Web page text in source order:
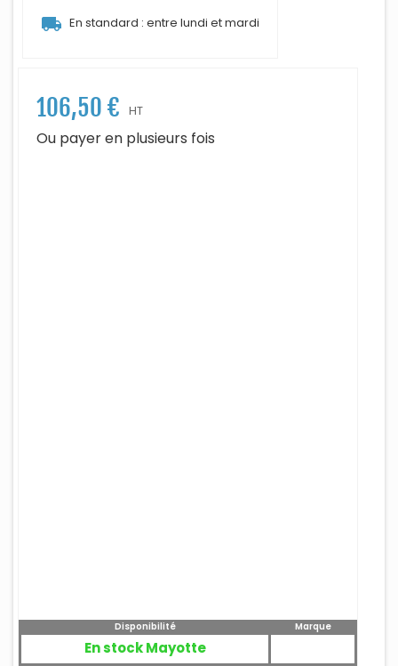
local_shipping En standard : entre lundi et mardi
106,50 € HT
Ou payer en plusieurs fois
Disponibilité
En stock Mayotte
Marque